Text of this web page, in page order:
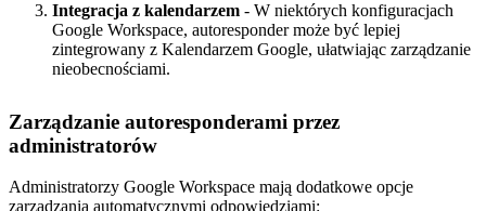
Integracja z kalendarzem - W niektórych konfiguracjach
Google Workspace, autoresponder może być lepiej
zintegrowany z Kalendarzem Google, ułatwiając zarządzanie
nieobecnościami.
Zarządzanie autoresponderami przez
administratorów
Administratorzy Google Workspace mają dodatkowe opcje
zarządzania automatycznymi odpowiedziami: